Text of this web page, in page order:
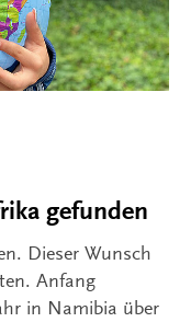
gefunden
Dieser Wunsch
Anfang
in Namibia über